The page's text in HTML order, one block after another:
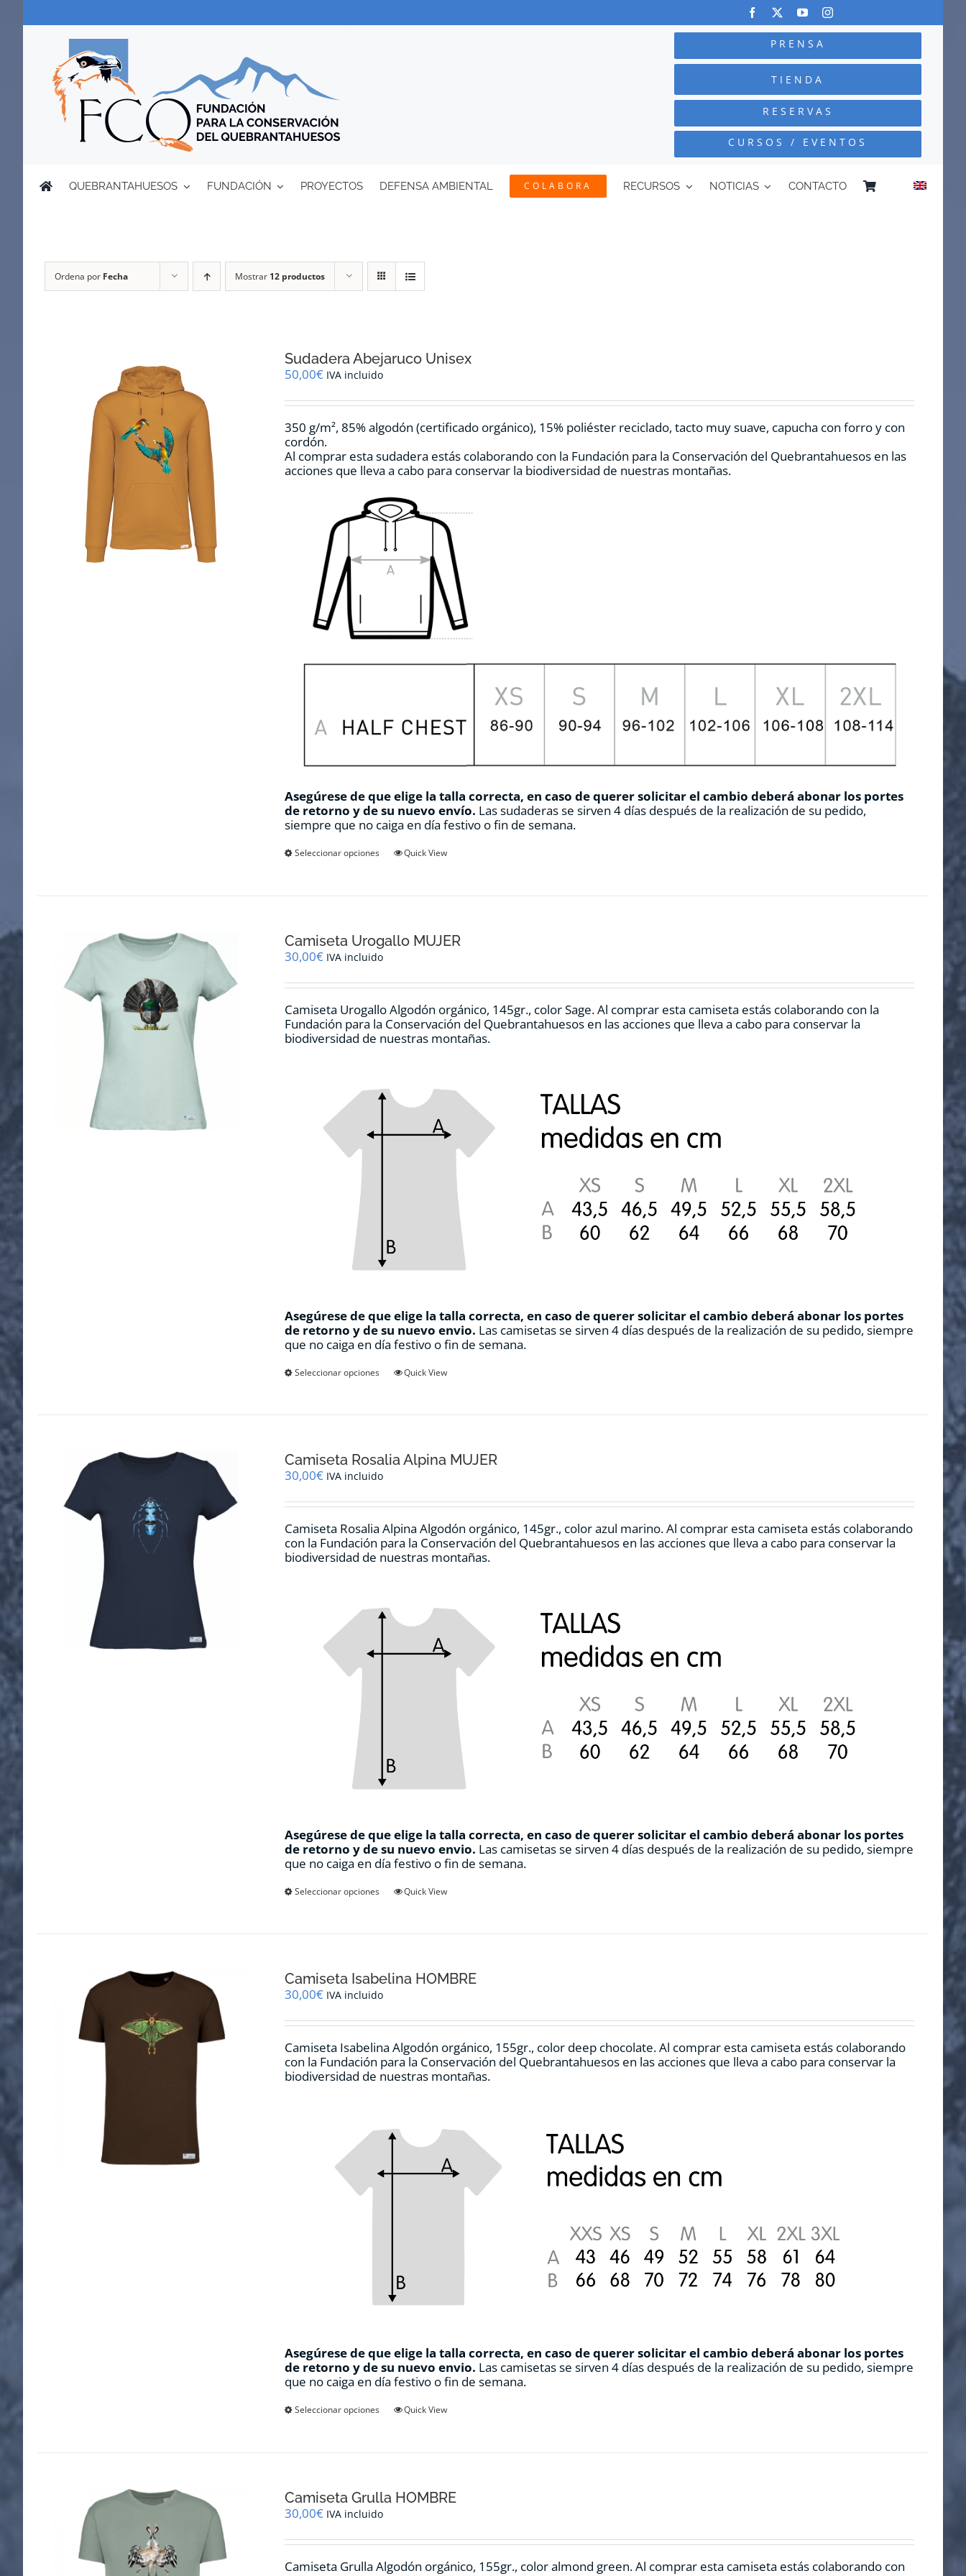
PRENSA
TIENDA
RESERVAS
CURSOS / EVENTOS
QUEBRANTAHUESOS FUNDACIÓN PROYECTOS DEFENSA AMBIENTAL COLABORA RECURSOS NOTICIAS CONTACTO
Ordena por Fecha Mostrar 12 productos
Sudadera Abejaruco Unisex
50,00€ IVA incluido
350 g/m², 85% algodón (certificado orgánico), 15% poliéster reciclado, tacto muy suave, capucha con forro y con
cordón.
Al comprar esta sudadera estás colaborando con la Fundación para la Conservación del Quebrantahuesos en las
acciones que lleva a cabo para conservar la biodiversidad de nuestras montañas.
Asegúrese de que elige la talla correcta, en caso de querer solicitar el cambio deberá abonar los portes
de retorno y de su nuevo envío. Las sudaderas se sirven 4 días después de la realización de su pedido,
siempre que no caiga en día festivo o fin de semana.
Seleccionar opciones
Este
opciones
elegir
la
página
de
Quick View
Camiseta Urogallo MUJER
30,00€ IVA incluido
Camiseta Urogallo Algodón orgánico, 145gr., color Sage. Al comprar esta camiseta estás colaborando con la
Fundación para la Conservación del Quebrantahuesos en las acciones que lleva a cabo para conservar la
biodiversidad de nuestras montañas.
Asegúrese de que elige la talla correcta, en caso de querer solicitar el cambio deberá abonar los portes
de retorno y de su nuevo envio. Las camisetas se sirven 4 días después de la realización de su pedido, siempre
que no caiga en día festivo o fin de semana.
Seleccionar opciones
Este
opciones
elegir
la
página
de
Quick View
Camiseta Rosalia Alpina MUJER
30,00€ IVA incluido
Camiseta Rosalia Alpina Algodón orgánico, 145gr., color azul marino. Al comprar esta camiseta estás colaborando
con la Fundación para la Conservación del Quebrantahuesos en las acciones que lleva a cabo para conservar la
biodiversidad de nuestras montañas.
Asegúrese de que elige la talla correcta, en caso de querer solicitar el cambio deberá abonar los portes
de retorno y de su nuevo envio. Las camisetas se sirven 4 días después de la realización de su pedido, siempre
que no caiga en día festivo o fin de semana.
Seleccionar opciones
Este
opciones
elegir
la
página
de
Quick View
Camiseta Isabelina HOMBRE
30,00€ IVA incluido
Camiseta Isabelina Algodón orgánico, 155gr., color deep chocolate.Al comprar esta camiseta estás colaborando
con la Fundación para la Conservación del Quebrantahuesos en las acciones que lleva a cabo para conservar la
biodiversidad de nuestras montañas.
Asegúrese de que elige la talla correcta, en caso de querer solicitar el cambio deberá abonar los portes
de retorno y de su nuevo envio. Las camisetas se sirven 4 días después de la realización de su pedido, siempre
que no caiga en día festivo o fin de semana.
Seleccionar opciones
Este
opciones
elegir
la
Quick View
Camiseta Grulla HOMBRE
30,00€ IVA incluido
Camiseta Grulla Algodón orgánico, 155gr., coloralmond green.Al comprar esta camiseta estás colaborando con